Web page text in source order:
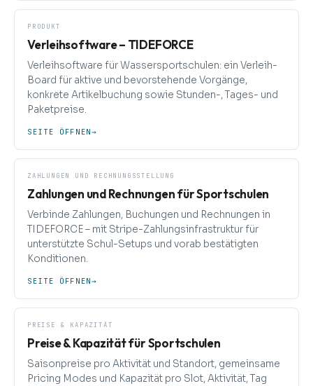
PRODUKT
Verleihsoftware – TIDEFORCE
Verleihsoftware für Wassersportschulen: ein Verleih-
Board für aktive und bevorstehende Vorgänge,
konkrete Artikelbuchung sowie Stunden-, Tages- und
Paketpreise.
SEITE ÖFFNEN→
ZAHLUNGEN UND RECHNUNGSSTELLUNG
Zahlungen und Rechnungen für Sportschulen
Verbinde Zahlungen, Buchungen und Rechnungen in
TIDEFORCE – mit Stripe-Zahlungsinfrastruktur für
unterstützte Schul-Setups und vorab bestätigten
Konditionen.
SEITE ÖFFNEN→
PREISE & KAPAZITÄT
Preise & Kapazität für Sportschulen
Saisonpreise pro Aktivität und Standort, gemeinsame
Pricing Modes und Kapazität pro Slot, Aktivität, Tag